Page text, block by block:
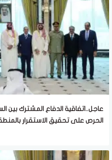
عاجل..اتفاقية الدفاع المشترك بين
الحرص على تحقيق الاستقرار